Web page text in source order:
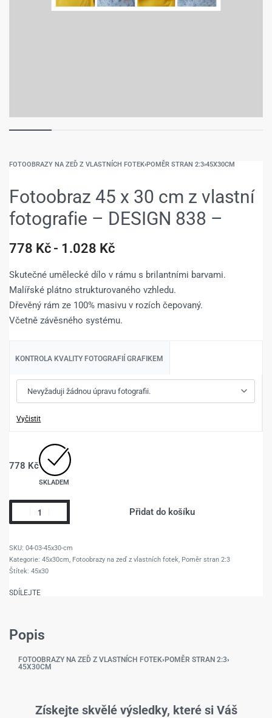
FOTOOBRAZY NA ZEĎ Z VLASTNÍCH FOTEK›POMĚR STRAN 2:3›45X30CM
Fotoobraz 45 x 30 cm z vlastní
fotografie – DESIGN 838 –
778 Kč 1.028 Kč
Skutečné umělecké dílo v rámu s brilantními barvami.
Malířské plátno strukturovaného vzhledu.
Dřevěný rám ze 100% masivu v rozích čepovaný.
Včetně závěsného systému.
KONTROLA KVALITY FOTOGRAFIÍ GRAFIKEM
Vyčistit
778 Kč
SKLADEM
Přidat do košíku
04-03-45x30-cm
Kategorie: 45x30cm, Fotoobrazy na zeď z vlastních fotek, Poměr stran 2:3
Štítek: 45x30
SDÍLEJTE
Popis
FOTOOBRAZY NA ZEĎ Z VLASTNÍCH FOTEK› POMĚR STRAN 2:3›
45X30CM
Získejte skvělé výsledky, které si Váš